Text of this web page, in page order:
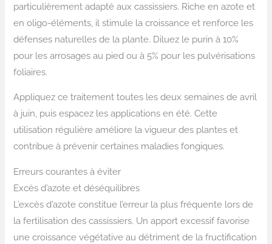
particulièrement adapté aux cassissiers. Riche en azote et
en oligo-éléments, il stimule la croissance et renforce les
défenses naturelles de la plante. Diluez le purin à 10%
pour les arrosages au pied ou à 5% pour les pulvérisations
foliaires.
Appliquez ce traitement toutes les deux semaines de avril
à juin, puis espacez les applications en été. Cette
utilisation régulière améliore la vigueur des plantes et
contribue à prévenir certaines maladies fongiques.
Erreurs courantes à éviter
Excès d’azote et déséquilibres
L’excès d’azote constitue l’erreur la plus fréquente lors de
la fertilisation des cassissiers. Un apport excessif favorise
une croissance végétative au détriment de la fructification